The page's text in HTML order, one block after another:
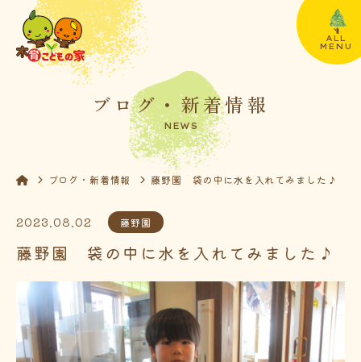
ALL
MENU
ブログ・新着情報
NEWS
ブログ・新着情報 藤野園 袋の中に水を入れてみました♪
2023.08.02 藤野園
藤野園 袋の中に水を入れてみました♪